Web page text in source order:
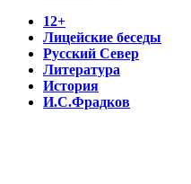
12+
Лицейские беседы
Русский Север
Литература
История
И.С.Фрадков